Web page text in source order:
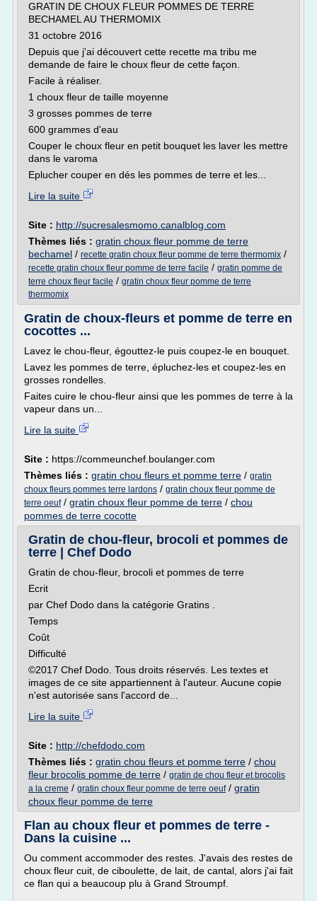
GRATIN DE CHOUX FLEUR POMMES DE TERRE
BECHAMEL AU THERMOMIX
31 octobre 2016
Depuis que j'ai découvert cette recette ma tribu me
demande de faire le choux fleur de cette façon.
Facile à réaliser.
1 choux fleur de taille moyenne
3 grosses pommes de terre
600 grammes d'eau
Couper le choux fleur en petit bouquet les laver les mettre
dans le varoma
Eplucher couper en dés les pommes de terre et les...
Lire la suite
Site : http://sucresalesmomo.canalblog.com
Thèmes liés : gratin choux fleur pomme de terre
bechamel / recette gratin choux fleur pomme de terre thermomix /
recette gratin choux fleur pomme de terre facile / gratin pomme de
terre choux fleur facile / gratin choux fleur pomme de terre
thermomix
Gratin de choux-fleurs et pomme de terre en
cocottes ...
Lavez le chou-fleur, égouttez-le puis coupez-le en bouquet.
Lavez les pommes de terre, épluchez-les et coupez-les en
grosses rondelles.
Faites cuire le chou-fleur ainsi que les pommes de terre à la
vapeur dans un...
Lire la suite
Site : https://commeunchef.boulanger.com
Thèmes liés : gratin chou fleurs et pomme terre / gratin
choux fleurs pommes terre lardons / gratin choux fleur pomme de
terre oeuf/ gratin choux fleur pomme de terre / chou
pommes de terre cocotte
Gratin de chou-fleur, brocoli et pommes de
terre | Chef Dodo
Gratin de chou-fleur, brocoli et pommes de terre
Ecrit
par Chef Dodo dans la catégorie Gratins .
Temps
Coût
Difficulté
©2017 Chef Dodo. Tous droits réservés. Les textes et
images de ce site appartiennent à l'auteur. Aucune copie
n'est autorisée sans l'accord de...
Lire la suite
Site : http://chefdodo.com
Thèmes liés : gratin chou fleurs et pomme terre / chou
fleur brocolis pomme de terre / gratin de chou fleur et brocolis
a la creme / gratin choux fleur pomme de terre oeuf/ gratin
choux fleur pomme de terre
Flan au choux fleur et pommes de terre -
Dans la cuisine ...
Ou comment accommoder des restes. J'avais des restes de
choux fleur cuit, de ciboulette, de lait, de cantal, alors j'ai fait
ce flan qui a beaucoup plu à Grand Stroumpf.